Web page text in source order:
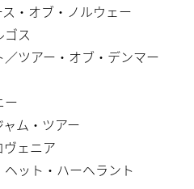
・オブ・ノルウェー
ゴス
ツアー・オブ・デンマー
ー
ム・ツアー
ェニア
ヘット・ハーヘラント